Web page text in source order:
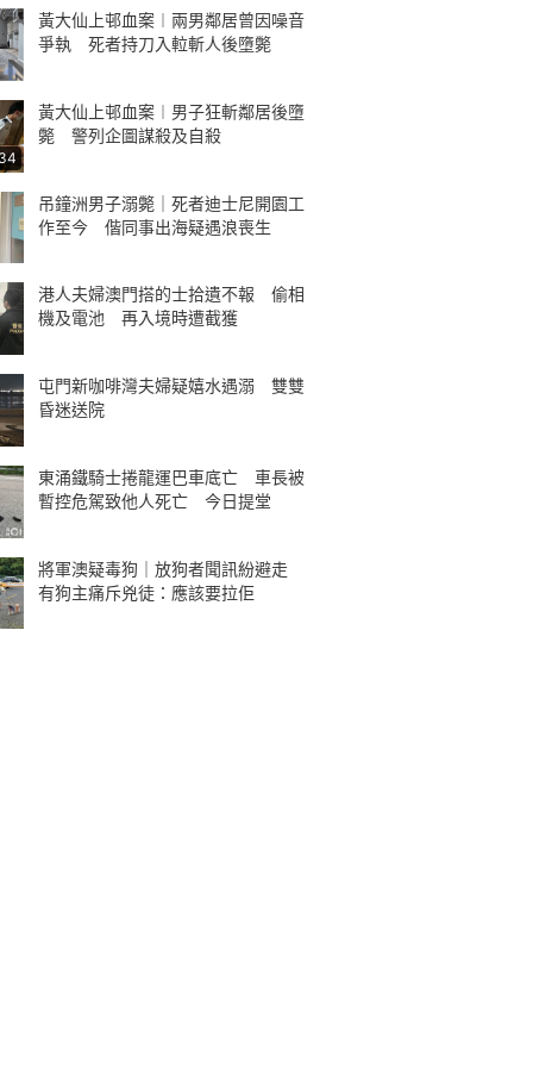
黃大仙上邨血案︱兩男鄰居曾因噪音
爭執 死者持刀入𨋢斬人後墮斃
黃大仙上邨血案︱男子狂斬鄰居後墮
斃 警列企圖謀殺及自殺
吊鐘洲男子溺斃｜死者迪士尼開園工
作至今 偕同事出海疑遇浪喪生
港人夫婦澳門搭的士拾遺不報 偷相
機及電池 再入境時遭截獲
屯門新咖啡灣夫婦疑嬉水遇溺 雙雙
昏迷送院
東涌鐵騎士捲龍運巴車底亡 車長被
暫控危駕致他人死亡 今日提堂
將軍澳疑毒狗｜放狗者聞訊紛避走
有狗主痛斥兇徒：應該要拉佢